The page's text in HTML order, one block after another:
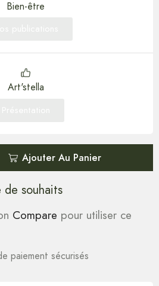
Bien-être
Art'stella
Ajouter Au Panier
souhaits
Compare pour utiliser ce
paiement sécurisés